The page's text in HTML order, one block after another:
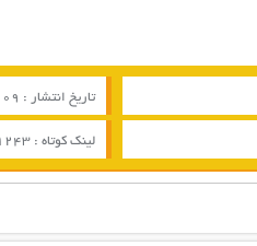
تاریخ انتشار : 09 / 08 / 2017
لینک کوتاه :